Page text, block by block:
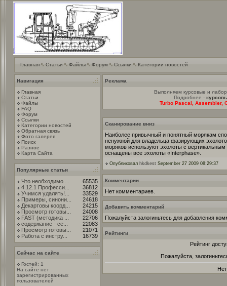
Главная Статьи Файлы Форум Ссылки Категории новостей
Навигация
Главная
Статьи
Файлы
FAQ
Форум
Ссылки
Категории новостей
Обратная связь
Фото галерея
Поиск
Разное
Карта Сайта
Популярные статьи
Что необходимо ...
65535
4.12.1 Професси...
36812
Учимся удалять!...
33529
Примеры, синони...
24618
Декартовы коорд...
24215
Просмотр готовы...
24008
FAST (методика ...
22706
содержание - се...
22083
Просмотр готовы...
21071
Работа с инстру...
16739
Сейчас на сайте
Гостей: 1
На сайте нет
зарегистрированных
пользователей
Реклама
Выполняем курсовые и
Подробнее -
Turbo Pascal, Assembler,
Cканирование вниз
Наиболее привычный и понятный морякам
ненужной для владельца фазирующих
моряков используют эхолоты с
оснащены все эхолоты «Interphase».
Опубликовал hkdkest September 27 2009 08:29:37
Комментарии
Нет комментариев.
Добавить комментарий
Пожалуйста залогиньтесь для добавления
Рейтинги
Рейтинг
Пожалуйста,